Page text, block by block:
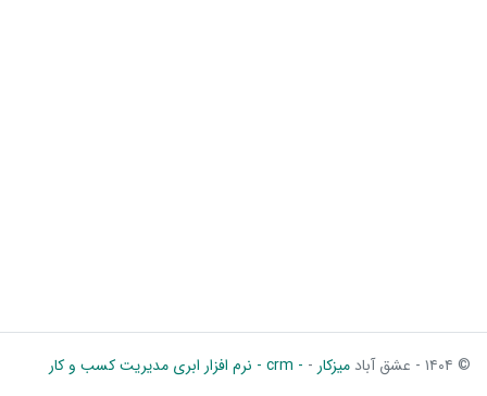
© ۱۴۰۴ - عشق آباد میزکار - - crm - نرم افزار ابری مدیریت کسب و کار